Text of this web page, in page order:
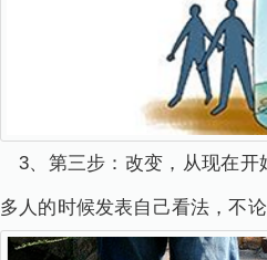
3、第三步：改变，从现在
多人的时候发表自己看法，不